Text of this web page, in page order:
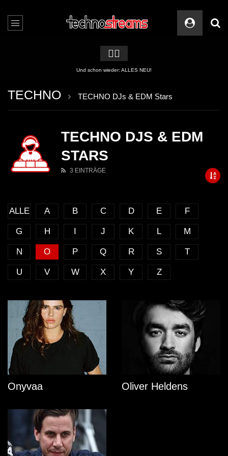
🏳️‍🌈
Und schon wieder: ALLES NEU!
TECHNO TECHNO DJs & EDM Stars
TECHNO DJS & EDM
STARS
3 EINTRÄGE
ALLE A B C D E F
G H I J K L M
N O P Q R S T
U V W X Y Z
Onyvaa Oliver Heldens